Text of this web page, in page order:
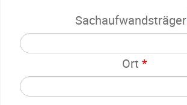
Sachaufwandsträger
Ort *